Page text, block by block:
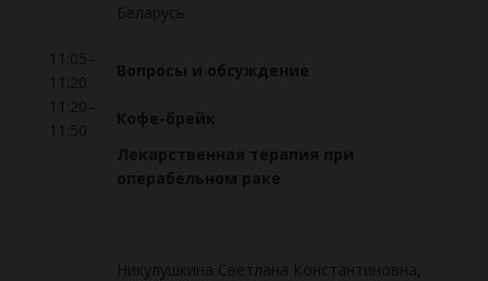
Беларусь
11:05–
11:20
Вопросы и обсуждение
11:20–
11:50
Кофе-брейк
Лекарственная терапия при
операбельном раке
Никулушкина Светлана Константиновна,